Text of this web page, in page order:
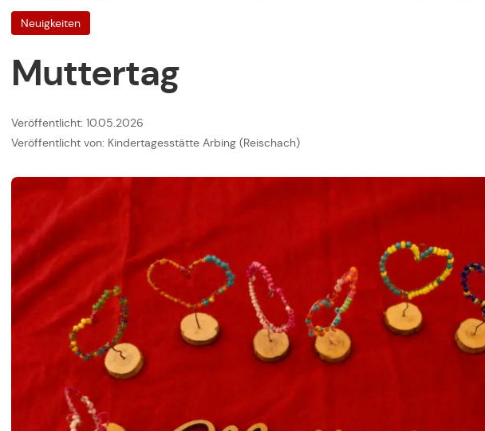
Neuigkeiten
Muttertag
Veröffentlicht: 10.05.2026
Veröffentlicht von: Kindertagesstätte Arbing (Reischach)